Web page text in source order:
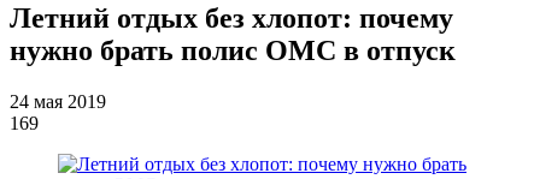
Летний отдых без хлопот: почему
нужно брать полис ОМС в отпуск
24 мая 2019
169